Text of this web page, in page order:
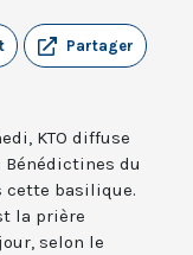
Partager
KTO diffuse
Bénédictines du
cette basilique.
la prière
selon le